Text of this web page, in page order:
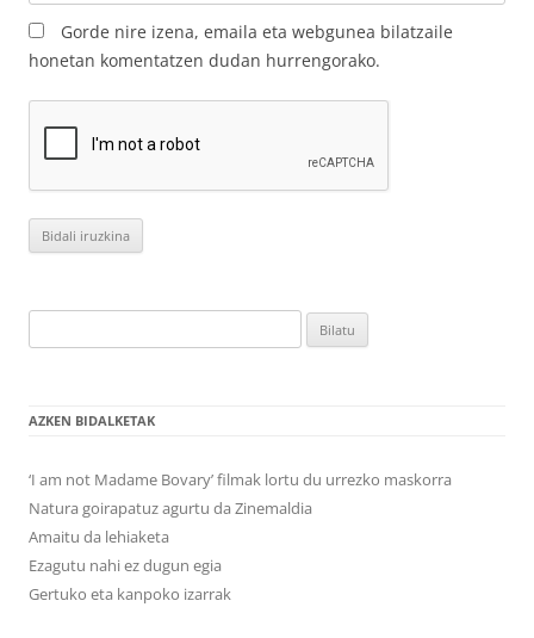
Gorde nire izena, emaila eta webgunea bilatzaile
honetan komentatzen dudan hurrengorako.
AZKEN BIDALKETAK
‘I am not Madame Bovary’ filmak lortu du urrezko maskorra
Natura goirapatuz agurtu da Zinemaldia
Amaitu da lehiaketa
Ezagutu nahi ez dugun egia
Gertuko eta kanpoko izarrak